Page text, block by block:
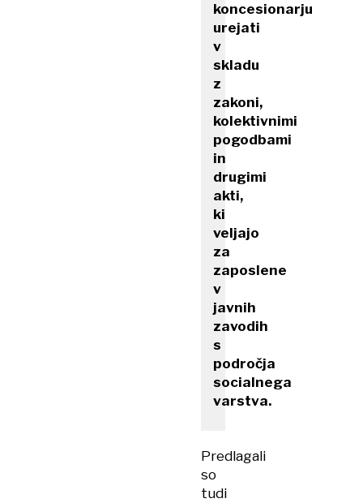
koncesionarju
urejati
v
skladu
z
zakoni,
kolektivnimi
pogodbami
in
drugimi
akti,
ki
veljajo
za
zaposlene
v
javnih
zavodih
s
področja
socialnega
varstva.
Predlagali
so
tudi